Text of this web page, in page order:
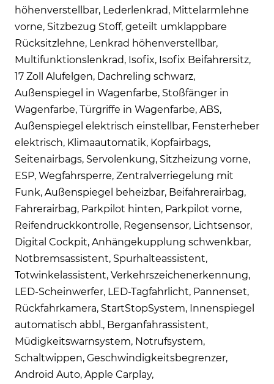
höhenverstellbar, Lederlenkrad, Mittelarmlehne
vorne, Sitzbezug Stoff, geteilt umklappbare
Rücksitzlehne, Lenkrad höhenverstellbar,
Multifunktionslenkrad, Isofix, Isofix Beifahrersitz,
17 Zoll Alufelgen, Dachreling schwarz,
Außenspiegel in Wagenfarbe, Stoßfänger in
Wagenfarbe, Türgriffe in Wagenfarbe, ABS,
Außenspiegel elektrisch einstellbar, Fensterheber
elektrisch, Klimaautomatik, Kopfairbags,
Seitenairbags, Servolenkung, Sitzheizung vorne,
ESP, Wegfahrsperre, Zentralverriegelung mit
Funk, Außenspiegel beheizbar, Beifahrerairbag,
Fahrerairbag, Parkpilot hinten, Parkpilot vorne,
Reifendruckkontrolle, Regensensor, Lichtsensor,
Digital Cockpit, Anhängekupplung schwenkbar,
Notbremsassistent, Spurhalteassistent,
Totwinkelassistent, Verkehrszeichenerkennung,
LED-Scheinwerfer, LED-Tagfahrlicht, Pannenset,
Rückfahrkamera, StartStopSystem, Innenspiegel
automatisch abbl., Berganfahrassistent,
Müdigkeitswarnsystem, Notrufsystem,
Schaltwippen, Geschwindigkeitsbegrenzer,
Android Auto, Apple Carplay,